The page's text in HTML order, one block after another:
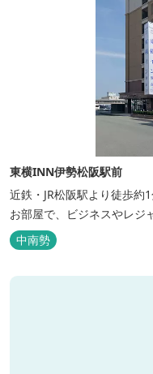
東横INN伊勢松阪駅前
近鉄・JR松阪駅より徒歩約
お部屋で、ビジネスやレジ
中南勢